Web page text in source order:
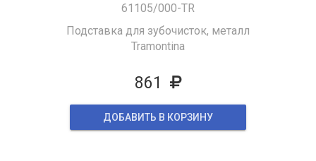
61105/000-TR
Подставка для зубочисток, металл
Tramontina
861
ДОБАВИТЬ В КОРЗИНУ